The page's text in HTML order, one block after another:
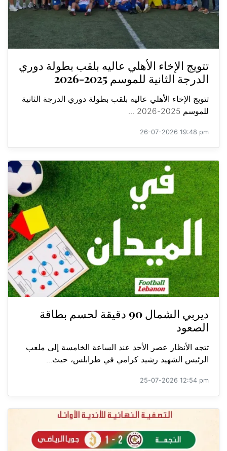
تتويج الإخاء الأهلي عاليه بلقب بطولة دوري
الدرجة الثانية للموسم 2025-2026
تتويج الإخاء الأهلي عاليه بلقب بطولة دوري الدرجة الثانية
للموسم 2025-2026 ...
26-07-2026 19:48 pm
ديربي الشمال 90 دقيقة لحسم بطاقة
الصعود
تتجه الأنظار عصر الأحد عند الساعة الخامسة إلى ملعب
الرئيس الشهيد رشيد كرامي في طرابلس، حيث...
25-07-2026 12:54 pm